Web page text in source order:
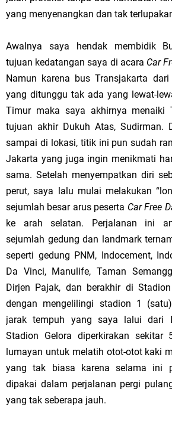
yang menyenangkan dan tak
Awalnya saya hendak membidik
tujuan kedatangan saya di acara Car
Namun karena bus Transjakarta
yang ditunggu tak ada yang lewat-
Timur maka saya akhirnya menaiki
tujuan akhir Dukuh Atas, Sudirman.
sampai di lokasi, titik ini pun sudah
Jakarta yang juga ingin menikmati
sama. Setelah menyempatkan diri
perut, saya lalu mulai melakukan
sejumlah besar arus peserta Car Free
ke arah selatan. Perjalanan ini
sejumlah gedung dan landmark
seperti gedung PNM, Indocement,
Da Vinci, Manulife, Taman
Dirjen Pajak, dan berakhir di
dengan mengelilingi stadion 1
jarak tempuh yang saya lalui dari
Stadion Gelora diperkirakan sekitar
lumayan untuk melatih otot-otot kaki
yang tak biasa karena selama ini
dipakai dalam perjalanan pergi
yang tak seberapa jauh.